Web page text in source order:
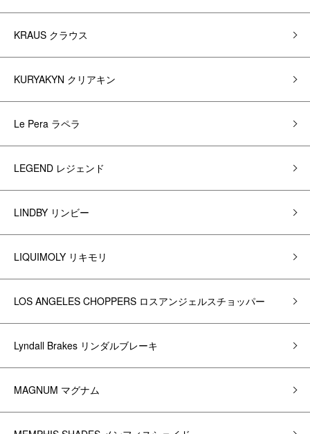
KRAUS クラウス
KURYAKYN クリアキン
Le Pera ラペラ
LEGEND レジェンド
LINDBY リンビー
LIQUIMOLY リキモリ
LOS ANGELES CHOPPERS ロスアンジェルスチョッパー
Lyndall Brakes リンダルブレーキ
MAGNUM マグナム